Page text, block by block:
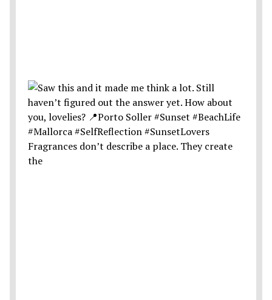
Fragrances don’t describe a place. They create
the